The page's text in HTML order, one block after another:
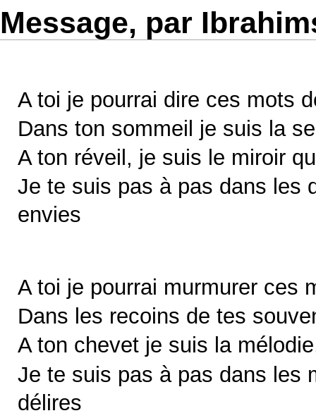
Message, par
A toi je pourrai dire ces mots
Dans ton sommeil je suis la
A ton réveil, je suis le miroir
Je te suis pas à pas dans les
envies
A toi je pourrai murmurer ces
Dans les recoins de tes
A ton chevet je suis la
Je te suis pas à pas dans les
délires